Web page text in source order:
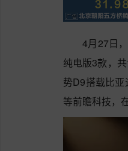
4月27日
纯电版3款，
势D9搭载比
等前瞻科技，